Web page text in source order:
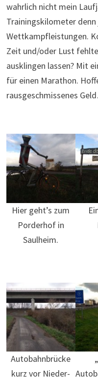
wahrlich nicht mein
Trainingskilometer
Wettkampfleistungen.
Zeit und/oder Lust
ausklingen lassen? Mit
für einen Marathon.
rausgeschmissenes
Hier geht’s zum
Porderhof in
Saulheim.
Autobahnbrücke
kurz vor Nieder-